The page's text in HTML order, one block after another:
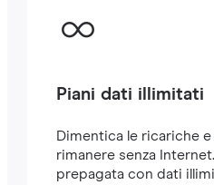
Piani dati illimitati
Dimentica le ricariche
rimanere senza Internet.
prepagata con dati